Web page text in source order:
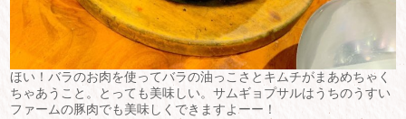
ほい！バラのお肉を使ってバラの油っこさとキムチがまあめちゃく
ちゃあうこと。とっても美味しい。サムギョプサルはうちのうすい
ファームの豚肉でも美味しくできますよーー！